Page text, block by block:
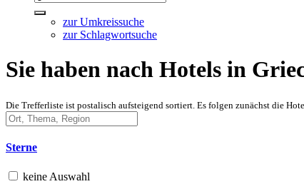
zur Umkreissuche
zur Schlagwortsuche
Sie haben nach Hotels in
Die Trefferliste ist postalisch aufsteigend sortiert. Es folgen zunächst die
Sterne
keine Auswahl